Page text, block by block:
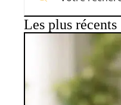
Les plus récents